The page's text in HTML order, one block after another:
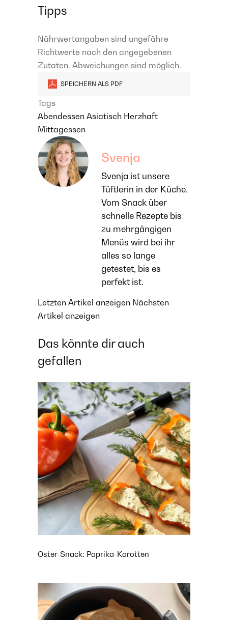
Tipps
Nährwertangaben sind ungefähre
Richtwerte nach den angegebenen
Zutaten. Abweichungen sind möglich.
SPEICHERN ALS PDF
Tags
Abendessen Asiatisch Herzhaft
Mittagessen
Svenja
Svenja ist unsere
Tüftlerin in der Küche.
Vom Snack über
schnelle Rezepte bis
zu mehrgängigen
Menüs wird bei ihr
alles so lange
getestet, bis es
perfekt ist.
Letzten Artikel anzeigen Nächsten
Artikel anzeigen
Das könnte dir auch
gefallen
Oster-Snack: Paprika-Karotten